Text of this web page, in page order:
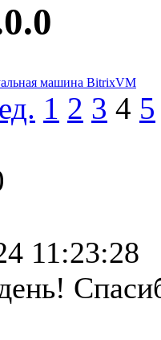
машина BitrixVM
1 2 3 4 5
11:23:28